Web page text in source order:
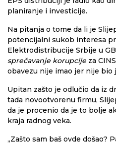
planiranje i investicije.
Na pitanja o tome da li je
potencijalni sukob interesa
Elektrodistribucije Srbije u
sprečavanje korupcije za
obavezu nije imao jer nije bio
Upitan zašto je odlučio da iz
tada novootvorenu firmu,
da je procenio da je to bolje
kraja radnog veka.
„Zašto sam baš ovde došao?